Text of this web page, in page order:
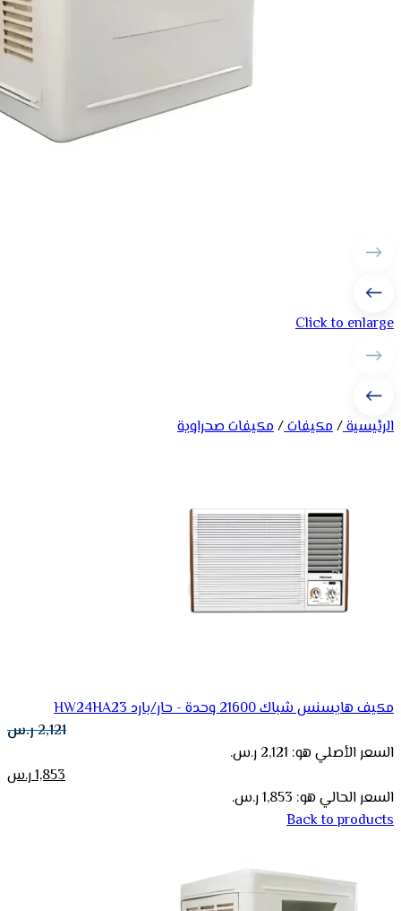
Click to enlarge
الرئيسية/مكيفات/مكيفات صحراوية
مكيف هايسنس شباك 21600 وحدة - حار/بارد HW24HA23
2,121ر.س
السعر الأصلي هو: 2,121 ر.س.
1,853ر.س
السعر الحالي هو: 1,853 ر.س.
Back to products